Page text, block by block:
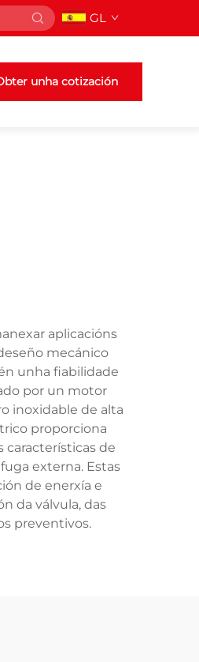
GL
unha cotización
aplicacións
mecánico
unha fiabilidade
por un motor
inoxidable de alta
proporciona
de
externa. Estas
de enerxía e
da válvula, das
preventivos.